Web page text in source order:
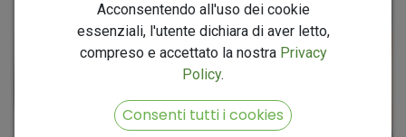
Acconsentendo all'uso dei cookie
essenziali, l'utente dichiara di aver letto,
compreso e accettato la nostra Privacy
Policy.
Consenti tutti i cookies